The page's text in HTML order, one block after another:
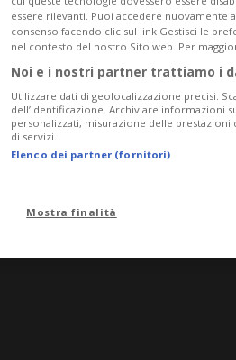
essere rilevanti. Puoi accedere
consenso facendo clic sul link Gestisci le
nel contesto del nostro Sito web. Per
Noi e i nostri partner trattiamo i
Utilizzare dati di geolocalizzazione precisi.
dell’identificazione. Archiviare informazioni
personalizzati, misurazione delle
di servizi.
Elenco dei partner (fornitori)
Mostra finalità